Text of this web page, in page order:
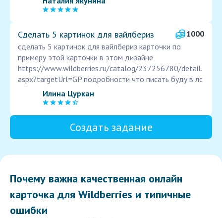
Сделать 5 картинок для вайлбериз
1000
сделать 5 картинок для вайлбериз карточки по
примеру этой карточки в этом дизайне
https://www.wildberries.ru/catalog/237256780/detail.
aspx?targetUrl=GP подробности что писать буду в лс
Илина Цуркан
Создать задание
Почему важна качественная онлайн
карточка для Wildberries и типичные
ошибки